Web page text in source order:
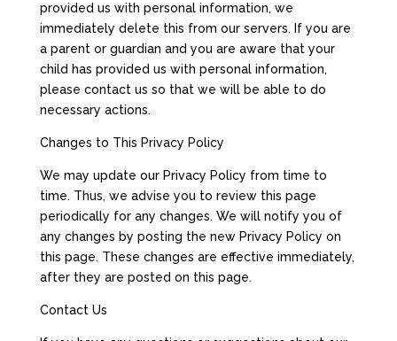
provided us with personal information, we
immediately delete this from our servers. If you are
a parent or guardian and you are aware that your
child has provided us with personal information,
please contact us so that we will be able to do
necessary actions.
Changes to This Privacy Policy
We may update our Privacy Policy from time to
time. Thus, we advise you to review this page
periodically for any changes. We will notify you of
any changes by posting the new Privacy Policy on
this page. These changes are effective immediately,
after they are posted on this page.
Contact Us